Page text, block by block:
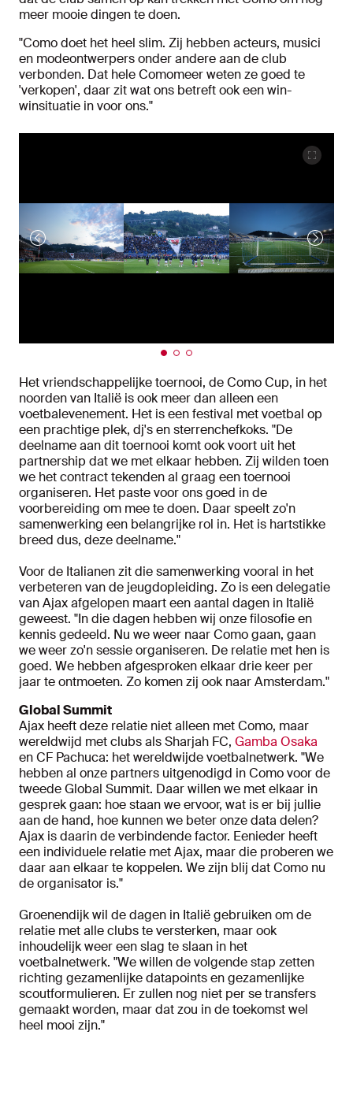
meer mooie dingen te doen.
"Como doet het heel slim. Zij hebben acteurs, musici
en modeontwerpers onder andere aan de club
verbonden. Dat hele Comomeer weten ze goed te
'verkopen', daar zit wat ons betreft ook een win-
winsituatie in voor ons."
Het vriendschappelijke toernooi, de Como Cup, in het
noorden van Italië is ook meer dan alleen een
voetbalevenement. Het is een festival met voetbal op
een prachtige plek, dj's en sterrenchefkoks. "De
deelname aan dit toernooi komt ook voort uit het
partnership dat we met elkaar hebben. Zij wilden toen
we het contract tekenden al graag een toernooi
organiseren. Het paste voor ons goed in de
voorbereiding om mee te doen. Daar speelt zo'n
samenwerking een belangrijke rol in. Het is hartstikke
breed dus, deze deelname."
Voor de Italianen zit die samenwerking vooral in het
verbeteren van de jeugdopleiding. Zo is een delegatie
van Ajax afgelopen maart een aantal dagen in Italië
geweest. "In die dagen hebben wij onze filosofie en
kennis gedeeld. Nu we weer naar Como gaan, gaan
we weer zo'n sessie organiseren. De relatie met hen is
goed. We hebben afgesproken elkaar drie keer per
jaar te ontmoeten. Zo komen zij ook naar Amsterdam."
Global Summit
Ajax heeft deze relatie niet alleen met Como, maar
wereldwijd met clubs als Sharjah FC, Gamba Osaka
en CF Pachuca: het wereldwijde voetbalnetwerk. "We
hebben al onze partners uitgenodigd in Como voor de
tweede Global Summit. Daar willen we met elkaar in
gesprek gaan: hoe staan we ervoor, wat is er bij jullie
aan de hand, hoe kunnen we beter onze data delen?
Ajax is daarin de verbindende factor. Eenieder heeft
een individuele relatie met Ajax, maar die proberen we
daar aan elkaar te koppelen. We zijn blij dat Como nu
de organisator is."
Groenendijk wil de dagen in Italië gebruiken om de
relatie met alle clubs te versterken, maar ook
inhoudelijk weer een slag te slaan in het
voetbalnetwerk. "We willen de volgende stap zetten
richting gezamenlijke datapoints en gezamenlijke
scoutformulieren. Er zullen nog niet per se transfers
gemaakt worden, maar dat zou in de toekomst wel
heel mooi zijn."